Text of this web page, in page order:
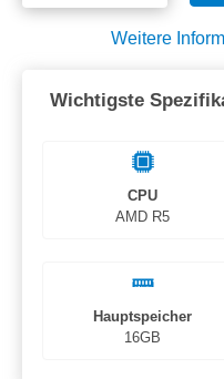
Weitere
Wichtigste
CPU
AMD R5
Hauptspeicher
16GB